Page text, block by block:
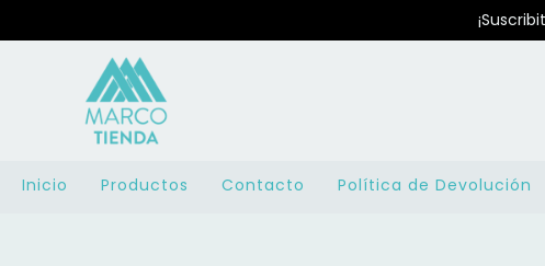
Inicio Productos Contacto Política de Devolución